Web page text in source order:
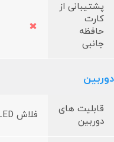
پشتیبانی از
کارت
حافظه
جانبی
دوربین
قابلیت های
دوربین
فلاش LED، پانوراما، HDR